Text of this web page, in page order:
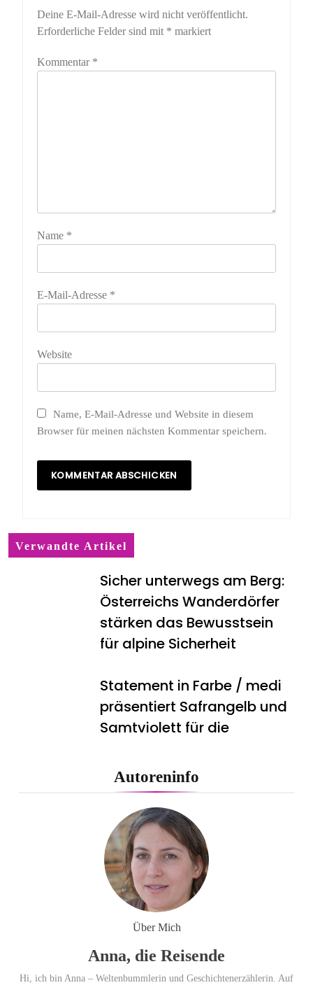
Deine E-Mail-Adresse wird nicht veröffentlicht.
Erforderliche Felder sind mit * markiert
Kommentar *
Name *
E-Mail-Adresse *
Website
Name, E-Mail-Adresse und Website in diesem
Browser für meinen nächsten Kommentar speichern.
Verwandte Artikel
Sicher unterwegs am Berg:
Österreichs Wanderdörfer
stärken das Bewusstsein
für alpine Sicherheit
Statement in Farbe / medi
präsentiert Safrangelb und
Samtviolett für die
Kompressionsversorgung
PEPE JEANS LONDON AW26
Flachste mechanische
Weltzeituhr gewinnt Red
Dot: Best of the Best 2026 /
94 von 100 Punkten.
Autoreninfo
Über Mich
Anna, die Reisende
Hi, ich bin Anna – Weltenbummlerin und Geschichtenerzählerin. Auf